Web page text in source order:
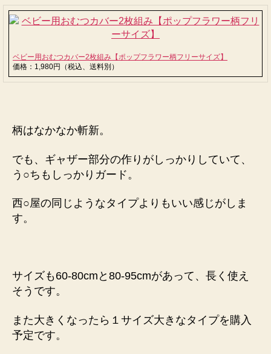
ベビー用おむつカバー2枚組み【ポップフラワー柄フリーサイズ】
価格：1,980円（税込、送料別）
柄はなかなか斬新。
でも、ギャザー部分の作りがしっかりしていて、
う○ちもしっかりガード。
西○屋の同じようなタイプよりもいい感じがしま
す。
サイズも60-80cmと80-95cmがあって、長く使え
そうです。
また大きくなったら１サイズ大きなタイプを購入
予定です。